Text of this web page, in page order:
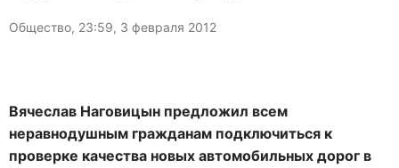
Общество, 23:59, 3 февраля 2012
Вячеслав Наговицын предложил всем
неравнодушным гражданам подключиться к
проверке качества новых автомобильных дорог в